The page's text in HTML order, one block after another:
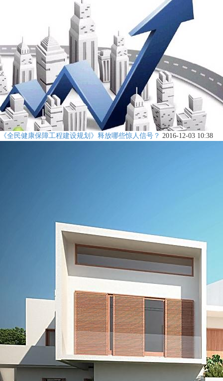
《全民健康保障工程建设规划》释放哪些惊人信号？ 2016-12-03 10:38